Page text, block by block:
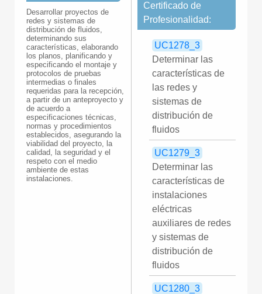
Desarrollar proyectos de
redes y sistemas de
distribución de fluidos,
determinando sus
características, elaborando
los planos, planificando y
especificando el montaje y
protocolos de pruebas
intermedias o finales
requeridas para la recepción,
a partir de un anteproyecto y
de acuerdo a
especificaciones técnicas,
normas y procedimientos
establecidos, asegurando la
viabilidad del proyecto, la
calidad, la seguridad y el
respeto con el medio
ambiente de estas
instalaciones.
Certificado de
Profesionalidad:
UC1278_3
Determinar las
características de
las redes y
sistemas de
distribución de
fluidos
UC1279_3
Determinar las
características de
instalaciones
eléctricas
auxiliares de redes
y sistemas de
distribución de
fluidos
UC1280_3